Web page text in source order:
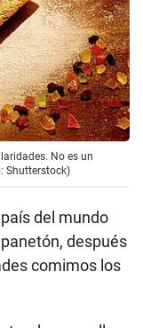
No es un
Shutterstock)
del mundo
después
comimos los